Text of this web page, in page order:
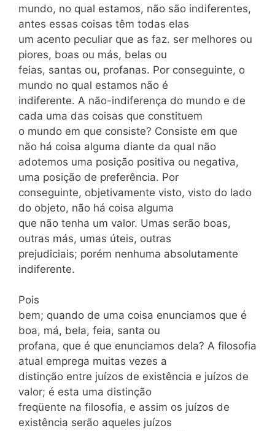
mundo, no qual estamos, não são indiferentes,
antes essas coisas têm todas elas
um acento peculiar que as faz. ser melhores ou
piores, boas ou más, belas ou
feias, santas ou, profanas. Por conseguinte, o
mundo no qual estamos não é
indiferente. A não-indiferença do mundo e de
cada uma das coisas que constituem
o mundo em que consiste? Consiste em que
não há coisa alguma diante da qual não
adotemos uma posição positiva ou negativa,
uma posição de preferência. Por
conseguinte, objetivamente visto, visto do lado
do objeto, não há coisa alguma
que não tenha um valor. Umas serão boas,
outras más, umas úteis, outras
prejudiciais; porém nenhuma absolutamente
indiferente.
Pois
bem; quando de uma coisa enunciamos que é
boa, má, bela, feia, santa ou
profana, que é que enunciamos dela? A filosofia
atual emprega muitas vezes a
distinção entre juízos de existência e juízos de
valor; é esta uma distinção
freqüente na filosofia, e assim os juízos de
existência serão aqueles juízos